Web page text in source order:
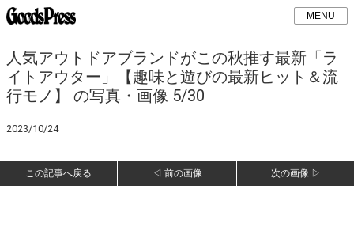
MENU
人気アウトドアブランドがこの秋推す最新「ラ
イトアウター」【趣味と遊びの最新ヒット＆流
行モノ】 の写真・画像 5/30
2023/10/24
この記事へ戻る ◁ 前の画像 次の画像 ▷